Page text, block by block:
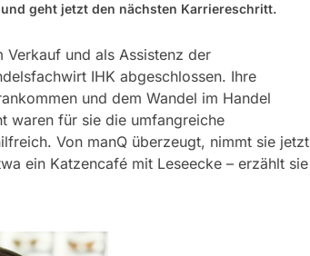
geht jetzt den nächsten Karriereschritt.
Verkauf und als Assistenz der
IHK abgeschlossen. Ihre
und dem Wandel im Handel
waren für sie die umfangreiche
Von manQ überzeugt, nimmt sie jetzt
ein Katzencafé mit Leseecke – erzählt sie